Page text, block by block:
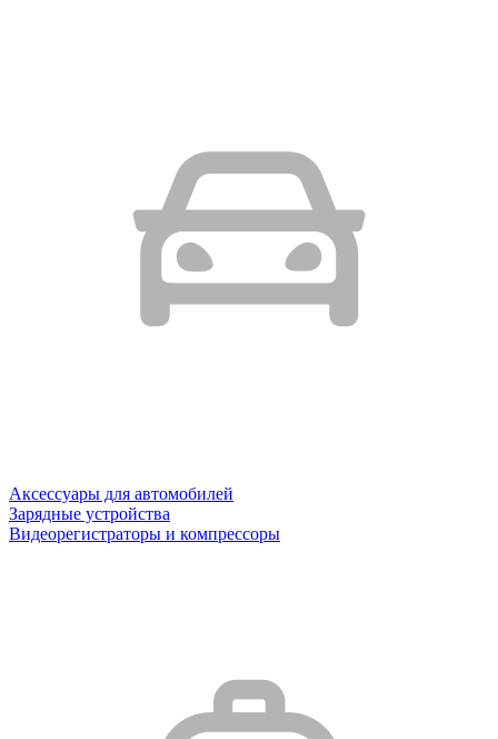
Аксессуары для автомобилей
Зарядные устройства
Видеорегистраторы и компрессоры